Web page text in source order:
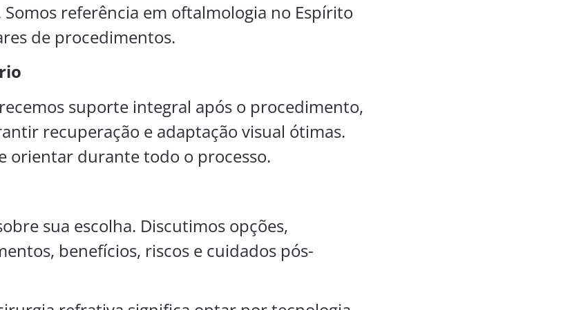
referência em oftalmologia no Espírito
de procedimentos.
suporte integral após o procedimento,
recuperação e adaptação visual ótimas.
orientar durante todo o processo.
sua escolha. Discutimos opções,
benefícios, riscos e cuidados pós-